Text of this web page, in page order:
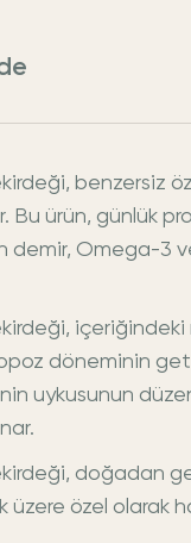
benzersiz
ürün, günlük
Omega-3
döneminin
doğadan
üzere özel olarak